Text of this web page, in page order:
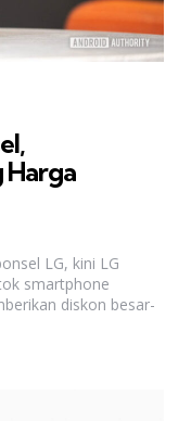
Harga
LG, kini LG
smartphone
diskon besar-